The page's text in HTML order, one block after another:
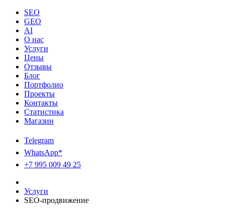
SEO
GEO
AI
О нас
Услуги
Цены
Отзывы
Блог
Портфолио
Проекты
Контакты
Статистика
Магазин
Telegram
WhatsApp*
+7 995 009 49 25
Услуги
SEO-продвижение